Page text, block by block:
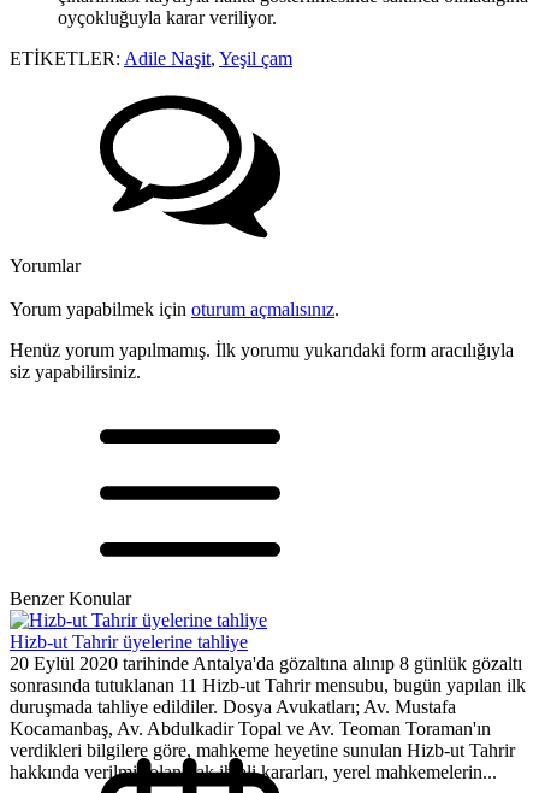
oyçokluğuyla karar veriliyor.
ETİKETLER: Adile Naşit, Yeşil çam
Yorumlar
Yorum yapabilmek için oturum açmalısınız.
Henüz yorum yapılmamış. İlk yorumu yukarıdaki form aracılığıyla
siz yapabilirsiniz.
Benzer Konular
Hizb-ut Tahrir üyelerine tahliye
20 Eylül 2020 tarihinde Antalya'da gözaltına alınıp 8 günlük gözaltı
sonrasında tutuklanan 11 Hizb-ut Tahrir mensubu, bugün yapılan ilk
duruşmada tahliye edildiler. Dosya Avukatları; Av. Mustafa
Kocamanbaş, Av. Abdulkadir Topal ve Av. Teoman Toraman'ın
verdikleri bilgilere göre, mahkeme heyetine sunulan Hizb-ut Tahrir
hakkında verilmiş olan hak ihlali kararları, yerel mahkemelerin...